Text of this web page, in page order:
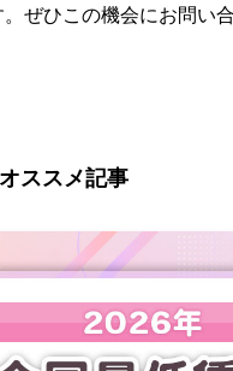
ぜひこの機会にお問い
ススメ記事